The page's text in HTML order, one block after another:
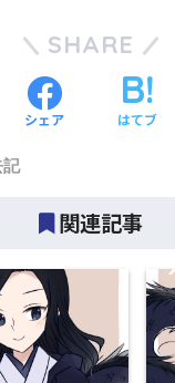
SHARE
シェア はてブ
記
関連記事